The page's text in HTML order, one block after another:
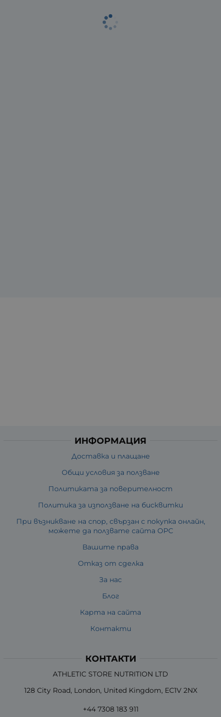
ИНФОРМАЦИЯ
Доставка и плащане
Общи условия за ползване
Политиката за поверителност
Политика за използване на бисквитки
При възникване на спор, свързан с покупка онлайн,
можете да ползвате сайта ОРС
Вашите права
Отказ от сделка
За нас
Блог
Карта на сайта
Контакти
КОНТАКТИ
ATHLETIC STORE NUTRITION LTD
128 City Road, London, United Kingdom, EC1V 2NX
+44 7308 183 911